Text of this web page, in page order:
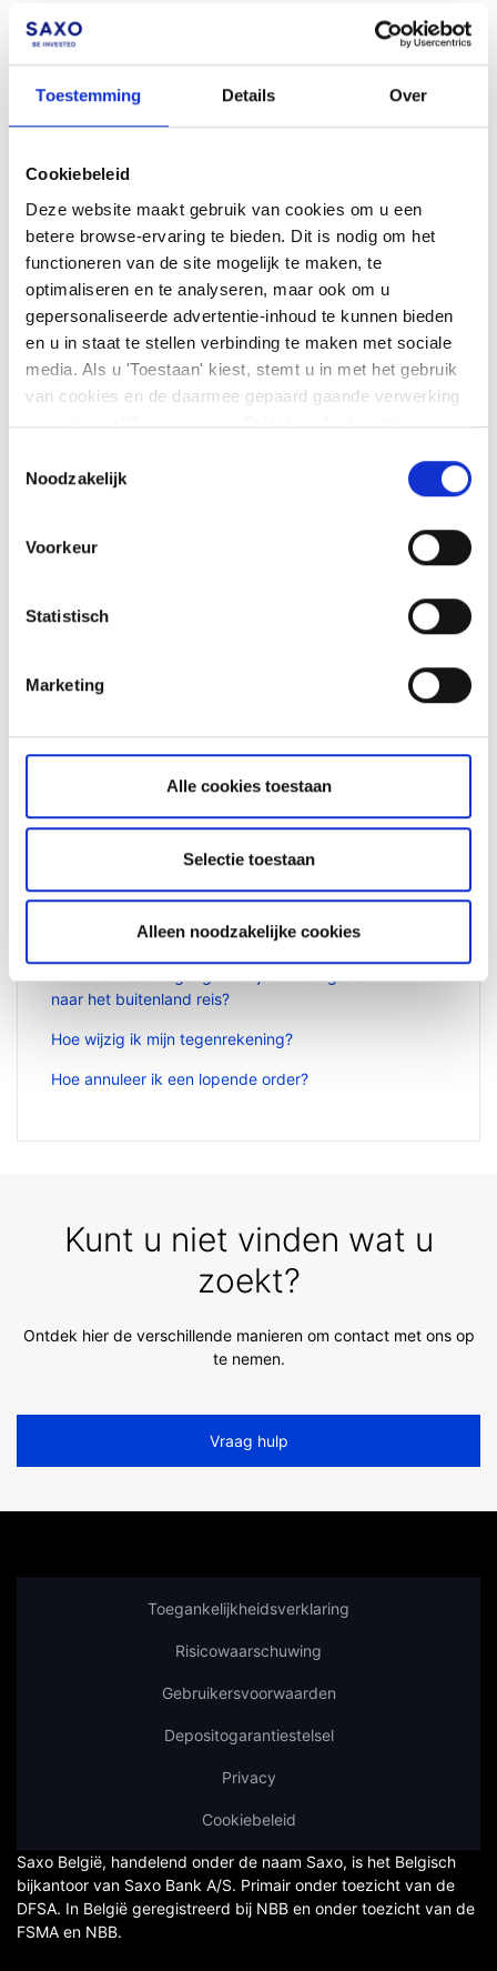
Toestemming Details Over
Cookiebeleid
Deze website maakt gebruik van cookies om u een
betere browse-ervaring te bieden. Dit is nodig om het
functioneren van de site mogelijk te maken, te
optimaliseren en te analyseren, maar ook om u
gepersonaliseerde advertentie-inhoud te kunnen bieden
en u in staat te stellen verbinding te maken met sociale
media. Als u 'Toestaan' kiest, stemt u in met het gebruik
van cookies en de daarmee gepaard gaande verwerking
van persoonlijke gegevens. Selecteer 'Instemming
kunt te allen tijde uw voorkeuren wijzigen of uw
instemming intrekken op de pagina met cookiebeleid. U
ons privacybeleid
hierbekijken
Noodzakelijk
Voorkeur
Statistisch
Marketing
Alle cookies toestaan
Selectie toestaan
Alleen noodzakelijke cookies
Als u meerdere subrekeningen heeft, zorg er dan voor dat de
Neemcontactop met Saxo als u technische problemen blijft
ondervinden bij het bekijken van uw orders.
Was dit artikel nuttig?
Verwante artikelen
Hoe kan ik effecten koppelen aan een andere
valutarekening?
Welke type orders kan ik plaatsen?
naar het buitenland reis?
Hoe wijzig ik mijn tegenrekening?
Hoe annuleer ik een lopende order?
Kunt u niet vinden wat u
zoekt?
Ontdek hier de verschillende manieren om contact met ons op
te nemen.
Vraag hulp
Toegankelijkheidsverklaring
Risicowaarschuwing
Gebruikersvoorwaarden
Depositogarantiestelsel
Privacy
Cookiebeleid
Saxo België, handelend onder de naam Saxo, is het Belgisch
bijkantoor van Saxo Bank A/S. Primair onder toezicht van de
DFSA. In België geregistreerd bij NBB en onder toezicht van de
FSMA en NBB.